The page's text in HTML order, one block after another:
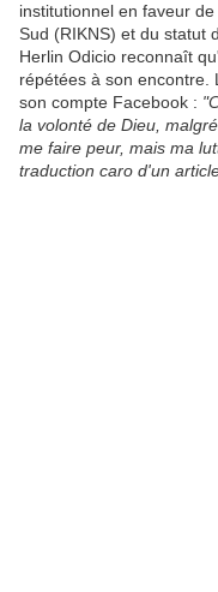
institutionnel en faveur
Sud (RIKNS) et du statut
Herlin Odicio reconnaît
répétées à son encontre.
son compte Facebook :
la volonté de Dieu,
me faire peur, mais ma
traduction caro d'un